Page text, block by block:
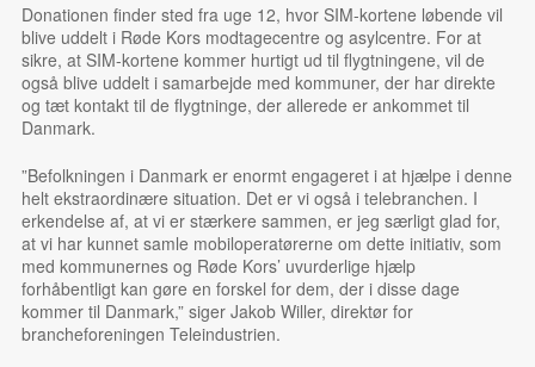
Donationen finder sted fra uge 12, hvor SIM-kortene løbende vil
blive uddelt i Røde Kors modtagecentre og asylcentre. For at
sikre, at SIM-kortene kommer hurtigt ud til flygtningene, vil de
også blive uddelt i samarbejde med kommuner, der har direkte
og tæt kontakt til de flygtninge, der allerede er ankommet til
Danmark.
”Befolkningen i Danmark er enormt engageret i at hjælpe i denne
helt ekstraordinære situation. Det er vi også i telebranchen. I
erkendelse af, at vi er stærkere sammen, er jeg særligt glad for,
at vi har kunnet samle mobiloperatørerne om dette initiativ, som
med kommunernes og Røde Kors’ uvurderlige hjælp
forhåbentligt kan gøre en forskel for dem, der i disse dage
kommer til Danmark,” siger Jakob Willer, direktør for
brancheforeningen Teleindustrien.